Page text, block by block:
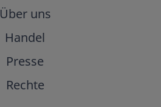
Über uns
Handel
Presse
Rechte